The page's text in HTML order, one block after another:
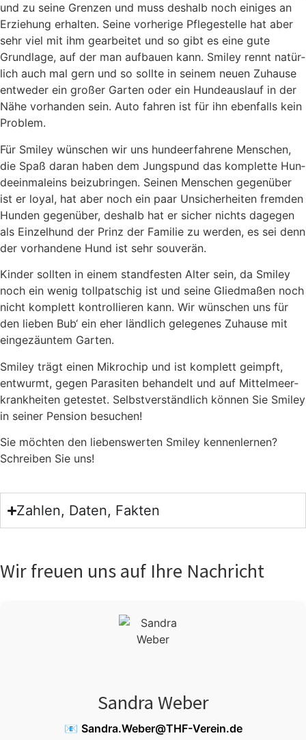
und zu sei­ne Gren­zen und muss des­halb noch eini­ges an
Erzie­hung erhal­ten. Sei­ne vor­he­ri­ge Pfle­ge­stel­le hat aber
sehr viel mit ihm gear­bei­tet und so gibt es eine gute
Grund­la­ge, auf der man auf­bau­en kann. Smi­ley rennt natür­
lich auch mal gern und so soll­te in sei­nem neu­en Zuhau­se
ent­we­der ein gro­ßer Gar­ten oder ein Hun­de­aus­lauf in der
Nähe vor­han­den sein. Auto fah­ren ist für ihn eben­falls kein
Pro­blem.
Für Smi­ley wün­schen wir uns hun­de­er­fah­re­ne Men­schen,
die Spaß dar­an haben dem Jung­spund das kom­plet­te Hun­
de­ein­mal­eins bei­zu­brin­gen. Sei­nen Men­schen gegen­über
ist er loy­al, hat aber noch ein paar Unsi­cher­hei­ten frem­den
Hun­den gegen­über, des­halb hat er sicher nichts dage­gen
als Ein­zel­hund der Prinz der Fami­lie zu wer­den, es sei denn
der vor­han­de­ne Hund ist sehr sou­ve­rän.
Kin­der soll­ten in einem stand­fes­ten Alter sein, da Smi­ley
noch ein wenig toll­pat­schig ist und sei­ne Glied­ma­ßen noch
nicht kom­plett kon­trol­lie­ren kann. Wir wün­schen uns für
den lie­ben Bub‘ ein eher länd­lich gele­ge­nes Zuhau­se mit
ein­ge­zäun­tem Gar­ten.
Smi­ley trägt einen Mikro­chip und ist kom­plett geimpft,
ent­wurmt, gegen Para­si­ten behan­delt und auf Mit­tel­meer­
krank­hei­ten getes­tet. Selbst­ver­ständ­lich kön­nen Sie Smi­ley
in sei­ner Pen­si­on besu­chen!
Sie möch­ten den lie­bens­wer­ten Smi­ley ken­nen­ler­nen?
Schrei­ben Sie uns!
Zahlen, Daten, Fakten
Wir freuen uns auf Ihre Nachricht
Sandra Weber
📧 Sandra.Weber@THF-Verein.de